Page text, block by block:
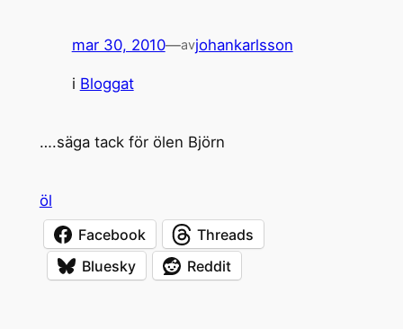
mar 30, 2010—avjohankarlsson
i Bloggat
….säga tack för ölen Björn
öl
Facebook
Threads
Bluesky
Reddit